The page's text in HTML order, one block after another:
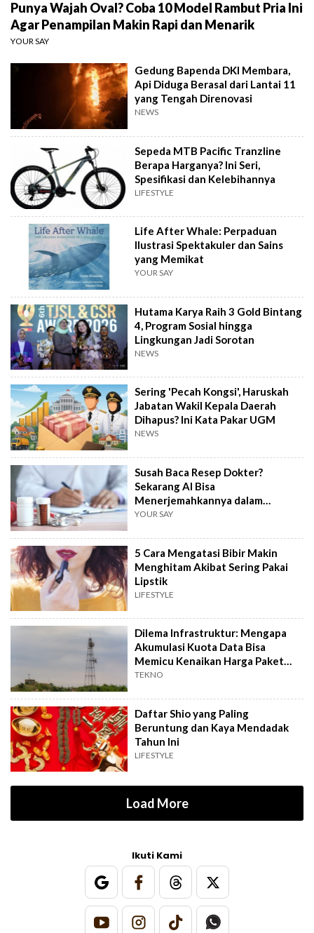
Punya Wajah Oval? Coba 10 Model Rambut Pria Ini
Agar Penampilan Makin Rapi dan Menarik
YOUR SAY
Gedung Bapenda DKI Membara,
Api Diduga Berasal dari Lantai 11
yang Tengah Direnovasi
NEWS
Sepeda MTB Pacific Tranzline
Berapa Harganya? Ini Seri,
Spesifikasi dan Kelebihannya
LIFESTYLE
Life After Whale: Perpaduan
Ilustrasi Spektakuler dan Sains
yang Memikat
YOUR SAY
Hutama Karya Raih 3 Gold Bintang
4, Program Sosial hingga
Lingkungan Jadi Sorotan
NEWS
Sering 'Pecah Kongsi', Haruskah
Jabatan Wakil Kepala Daerah
Dihapus? Ini Kata Pakar UGM
NEWS
Susah Baca Resep Dokter?
Sekarang AI Bisa
Menerjemahkannya dalam
Hitungkan Detik!
YOUR SAY
5 Cara Mengatasi Bibir Makin
Menghitam Akibat Sering Pakai
Lipstik
LIFESTYLE
Dilema Infrastruktur: Mengapa
Akumulasi Kuota Data Bisa
Memicu Kenaikan Harga Paket
Internet?
TEKNO
Daftar Shio yang Paling
Beruntung dan Kaya Mendadak
Tahun Ini
LIFESTYLE
Load More
Ikuti Kami